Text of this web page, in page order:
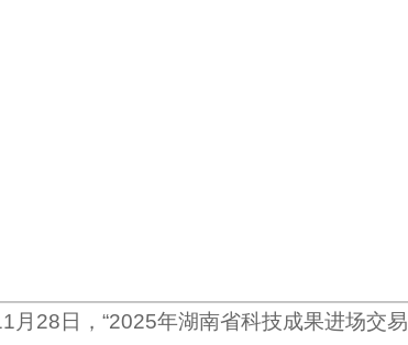
月28日，“2025年湖南省科技成果进场